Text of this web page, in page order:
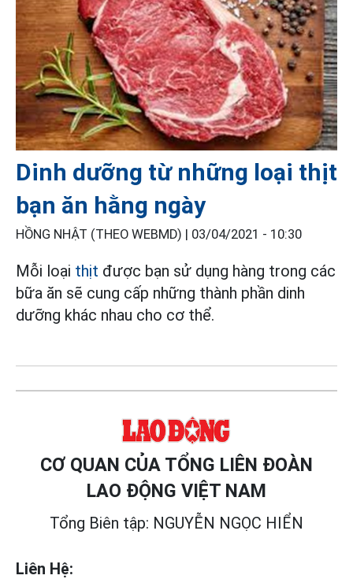
Dinh dưỡng từ những loại thịt
bạn ăn hằng ngày
HỒNG NHẬT (THEO WEBMD) | 03/04/2021 - 10:30
Mỗi loại thịt được bạn sử dụng hàng trong các
bữa ăn sẽ cung cấp những thành phần dinh
dưỡng khác nhau cho cơ thể.
CƠ QUAN CỦA TỔNG LIÊN ĐOÀN
LAO ĐỘNG VIỆT NAM
Tổng Biên tập: NGUYỄN NGỌC HIỂN
Liên Hệ: